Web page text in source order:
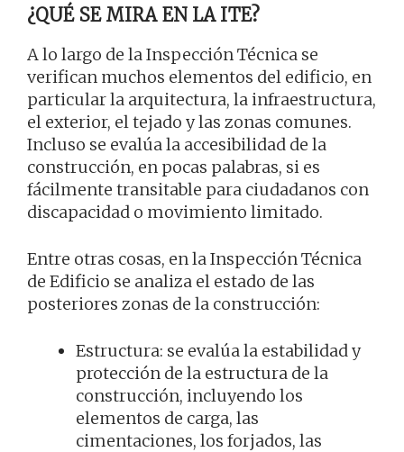
¿QUÉ SE MIRA EN LA ITE?
A lo largo de la Inspección Técnica se
verifican muchos elementos del edificio, en
particular la arquitectura, la infraestructura,
el exterior, el tejado y las zonas comunes.
Incluso se evalúa la accesibilidad de la
construcción, en pocas palabras, si es
fácilmente transitable para ciudadanos con
discapacidad o movimiento limitado.
Entre otras cosas, en la Inspección Técnica
de Edificio se analiza el estado de las
posteriores zonas de la construcción:
Estructura: se evalúa la estabilidad y
protección de la estructura de la
construcción, incluyendo los
elementos de carga, las
cimentaciones, los forjados, las